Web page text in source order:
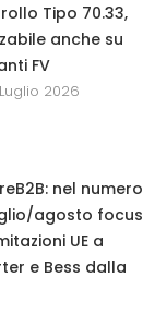
Tipo 70.33,
anche su
FV
2026
nel numero
agosto focus
UE a
e Bess dalla